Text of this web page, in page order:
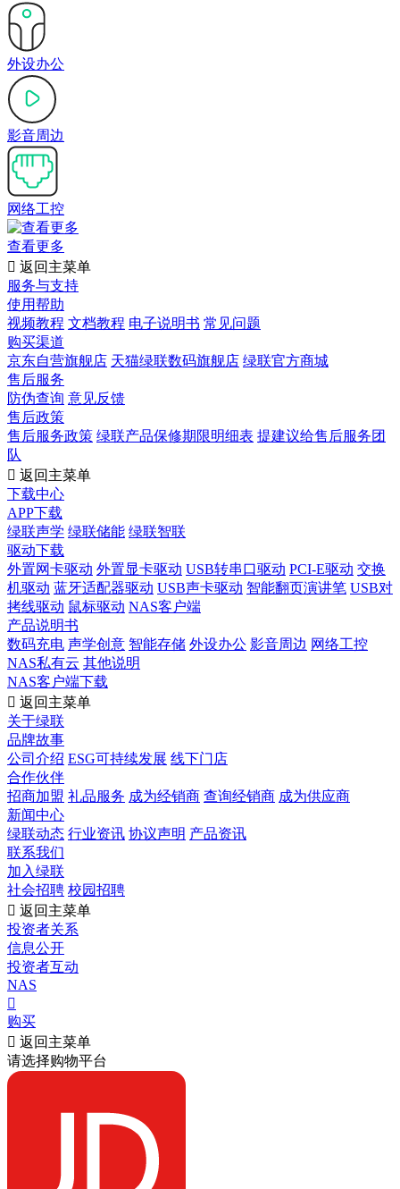
外设办公
影音周边
网络工控
查看更多
 返回主菜单
服务与支持
使用帮助
视频教程 文档教程 电子说明书 常见问题
购买渠道
京东自营旗舰店 天猫绿联数码旗舰店 绿联官方商城
售后服务
防伪查询 意见反馈
售后政策
售后服务政策 绿联产品保修期限明细表 提建议给售后服务团
队
 返回主菜单
下载中心
APP下载
绿联声学 绿联储能 绿联智联
驱动下载
外置网卡驱动 外置显卡驱动 USB转串口驱动 PCI-E驱动 交换
机驱动 蓝牙适配器驱动 USB声卡驱动 智能翻页演讲笔 USB对
拷线驱动 鼠标驱动 NAS客户端
产品说明书
数码充电 声学创意 智能存储 外设办公 影音周边 网络工控
NAS私有云 其他说明
NAS客户端下载
 返回主菜单
关于绿联
品牌故事
公司介绍 ESG可持续发展 线下门店
合作伙伴
招商加盟 礼品服务 成为经销商 查询经销商 成为供应商
新闻中心
绿联动态 行业资讯 协议声明 产品资讯
联系我们
加入绿联
社会招聘 校园招聘
 返回主菜单
投资者关系
信息公开
投资者互动
NAS

购买
 返回主菜单
请选择购物平台